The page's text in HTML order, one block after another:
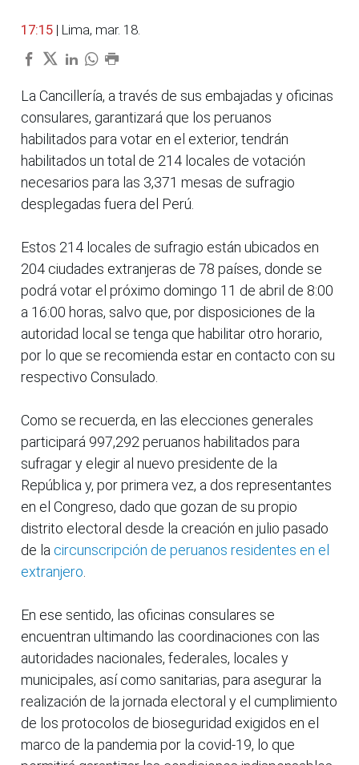
17:15 | Lima, mar. 18.
La Cancillería, a través de sus embajadas y oficinas
consulares, garantizará que los peruanos
habilitados para votar en el exterior, tendrán
habilitados un total de 214 locales de votación
necesarios para las 3,371 mesas de sufragio
desplegadas fuera del Perú.
Estos 214 locales de sufragio están ubicados en
204 ciudades extranjeras de 78 países, donde se
podrá votar el próximo domingo 11 de abril de 8:00
a 16:00 horas, salvo que, por disposiciones de la
autoridad local se tenga que habilitar otro horario,
por lo que se recomienda estar en contacto con su
respectivo Consulado.
Como se recuerda, en las elecciones generales
participará 997,292 peruanos habilitados para
sufragar y elegir al nuevo presidente de la
República y, por primera vez, a dos representantes
en el Congreso, dado que gozan de su propio
distrito electoral desde la creación en julio pasado
de la circunscripción de peruanos residentes en el
extranjero
En ese sentido, las oficinas consulares se
encuentran ultimando las coordinaciones con las
autoridades nacionales, federales, locales y
municipales, así como sanitarias, para asegurar la
realización de la jornada electoral y el cumplimiento
de los protocolos de bioseguridad exigidos en el
marco de la pandemia por la covid-19, lo que